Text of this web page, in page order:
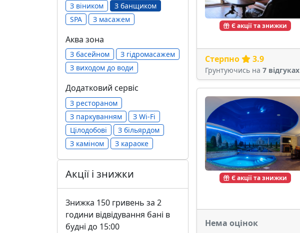
Є акції та знижки
Стерпно 3.9
Грунтуючись на 7 відгуках
Є акції та знижки
Нема оцінок
З віником
З банщиком
SPA
З масажем
Аква зона
З басейном
З гідромасажем
З виходом до води
Додатковий сервіс
З рестораном
З паркуванням
З Wi-Fi
Цілодобові
З більярдом
З каміном
З караоке
Акції і знижки
Знижка 150 гривень за 2
години відвідування бані в
будні до 15:00